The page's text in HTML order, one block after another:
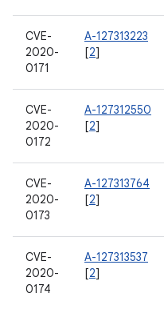
CVE-
2020-
0171
A-127313223
[2]
CVE-
2020-
0172
A-127312550
[2]
CVE-
2020-
0173
A-127313764
[2]
CVE-
2020-
0174
A-127313537
[2]